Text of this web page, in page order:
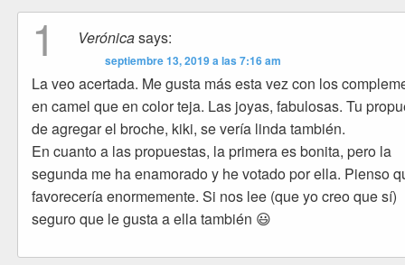
1 Verónicasays:
septiembre 13, 2019 a las 7:16 am
La veo acertada. Me gusta más esta vez con los
en camel que en color teja. Las joyas, fabulosas. Tu
de agregar el broche, kiki, se vería linda también.
En cuanto a las propuestas, la primera es bonita, pero la
segunda me ha enamorado y he votado por ella. Pienso
favorecería enormemente. Si nos lee (que yo creo que sí)
seguro que le gusta a ella también 😃